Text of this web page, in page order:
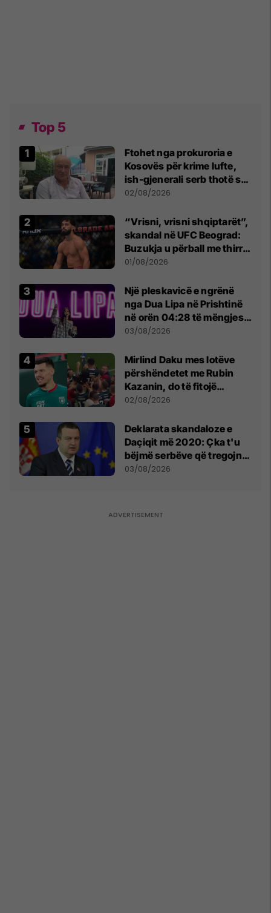
Top 5
Ftohet nga prokuroria e
Kosovës për krime lufte,
ish-gjenerali serb thotë se
dikush e tradhtoi në
02/08/2026
“Vrisni, vrisni shqiptarët”,
skandal në UFC Beograd:
Buzukja u përball me thirrje
anti-shqiptare nga
01/08/2026
Një pleskavicë e ngrënë
nga Dua Lipa në Prishtinë
në orën 04:28 të mëngjesit
- dhe bota digjitale serbe
03/08/2026
Mirlind Daku mes lotëve
përshëndetet me Rubin
Kazanin, do të fitojë
miliona te Spartak Moska
02/08/2026
​Deklarata skandaloze e
Daçiqit më 2020: Çka t'u
bëjmë serbëve që tregojnë
ku janë varrosur shqiptarët
03/08/2026